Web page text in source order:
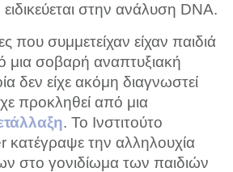
στην ανάλυση DNA.
που συμμετείχαν είχαν παιδιά
σοβαρή αναπτυξιακή
δεν είχε ακόμη διαγνωστεί
προκληθεί από μια
. Το Ινστιτούτο
την αλληλουχία
στο γονιδίωμα των παιδιών